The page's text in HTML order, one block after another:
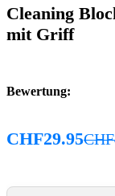
Cleaning
mit Griff
Bewertung:
CHF29.95CHF